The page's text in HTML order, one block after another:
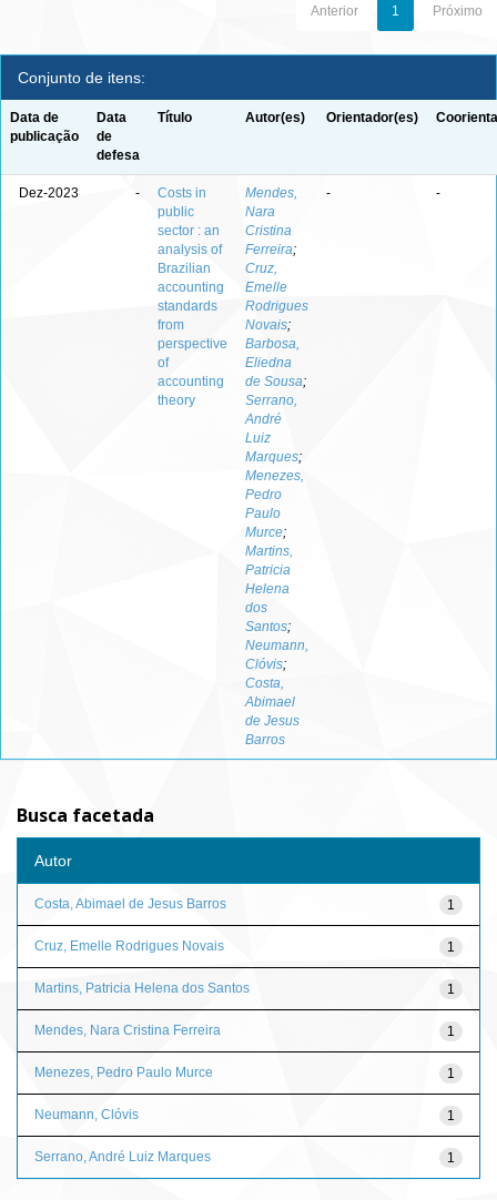
Anterior 1 Próximo
Conjunto de itens:
Data de
publicação
Data
de
defesa
Título Autor(es) Orientador(es)
Dez-2023 -
Costs in
public
sector : an
analysis of
Brazilian
accounting
standards
from
perspective
of
accounting
theory
Mendes,
Nara
Cristina
Ferreira;
Cruz,
Emelle
Rodrigues
Novais;
Barbosa,
Eliedna
de Sousa;
Serrano,
André
Luiz
Marques;
Menezes,
Pedro
Paulo
Murce;
Martins,
Patricia
Helena
dos
Santos;
Neumann,
Clóvis;
Costa,
Abimael
de Jesus
Barros
- -
Busca facetada
Autor
1
Costa, Abimael de Jesus Barros
1
Cruz, Emelle Rodrigues Novais
1
Martins, Patricia Helena dos Santos
1
Mendes, Nara Cristina Ferreira
1
Menezes, Pedro Paulo Murce
1
Neumann, Clóvis
1
Serrano, André Luiz Marques